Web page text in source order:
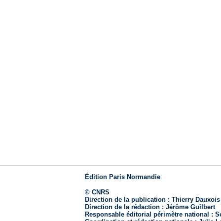
Édition Paris Normandie
© CNRS
Direction de la publication : Thierry Dauxois
Direction de la rédaction : Jérôme Guilbert
Responsable éditorial périmètre national :